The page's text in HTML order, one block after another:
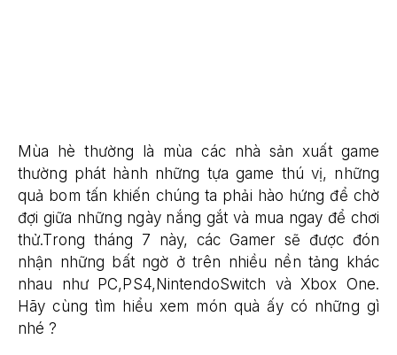
Mùa hè thường là mùa các nhà sản xuất game
thường phát hành những tựa game thú vị, những
quả bom tấn khiến chúng ta phải hào hứng để chờ
đợi giữa những ngày nắng gắt và mua ngay để chơi
thử.Trong tháng 7 này, các Gamer sẽ được đón
nhận những bất ngờ ở trên nhiều nền tảng khác
nhau như PC,PS4,NintendoSwitch và Xbox One.
Hãy cùng tìm hiểu xem món quà ấy có những gì
nhé ?